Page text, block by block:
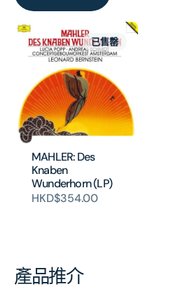
MAHLER: Des
Knaben
Wunderhorn (LP)
HKD$354.00
已售罄
產品推介